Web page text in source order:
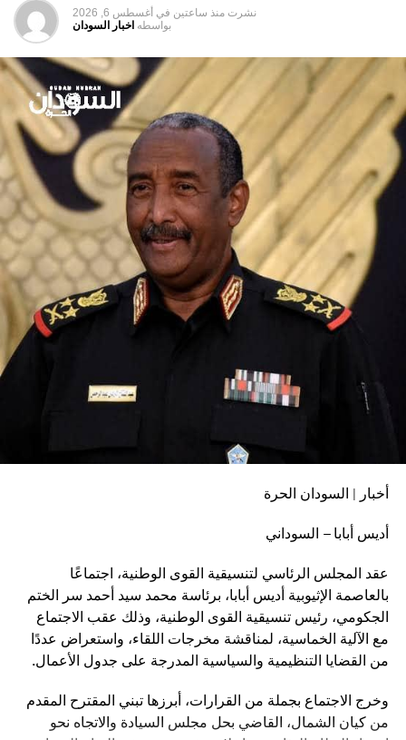
نشرت منذ ساعتين في أغسطس 6, 2026
بواسطه اخبار السودان
أخبار | السودان الحرة
أديس أبابا – السوداني
عقد المجلس الرئاسي لتنسيقية القوى الوطنية، اجتماعًا
بالعاصمة الإثيوبية أديس أبابا، برئاسة محمد سيد أحمد سر الختم
الجكومي، رئيس تنسيقية القوى الوطنية، وذلك عقب الاجتماع
مع الآلية الخماسية، لمناقشة مخرجات اللقاء، واستعراض عددًا
من القضايا التنظيمية والسياسية المدرجة على جدول الأعمال.
وخرج الاجتماع بجملة من القرارات، أبرزها تبني المقترح المقدم
من كيان الشمال، القاضي بحل مجلس السيادة والاتجاه نحو